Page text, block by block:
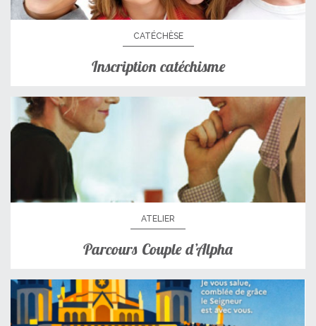
CATÉCHÈSE
Inscription catéchisme
ATELIER
Parcours Couple d’Alpha